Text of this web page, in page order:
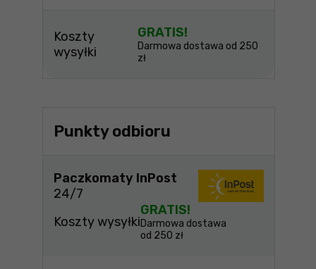
Koszty
wysyłki
GRATIS!
Darmowa dostawa od 250
zł
Punkty odbioru
Paczkomaty InPost
24/7
Koszty wysyłki
GRATIS!
Darmowa dostawa
od 250 zł